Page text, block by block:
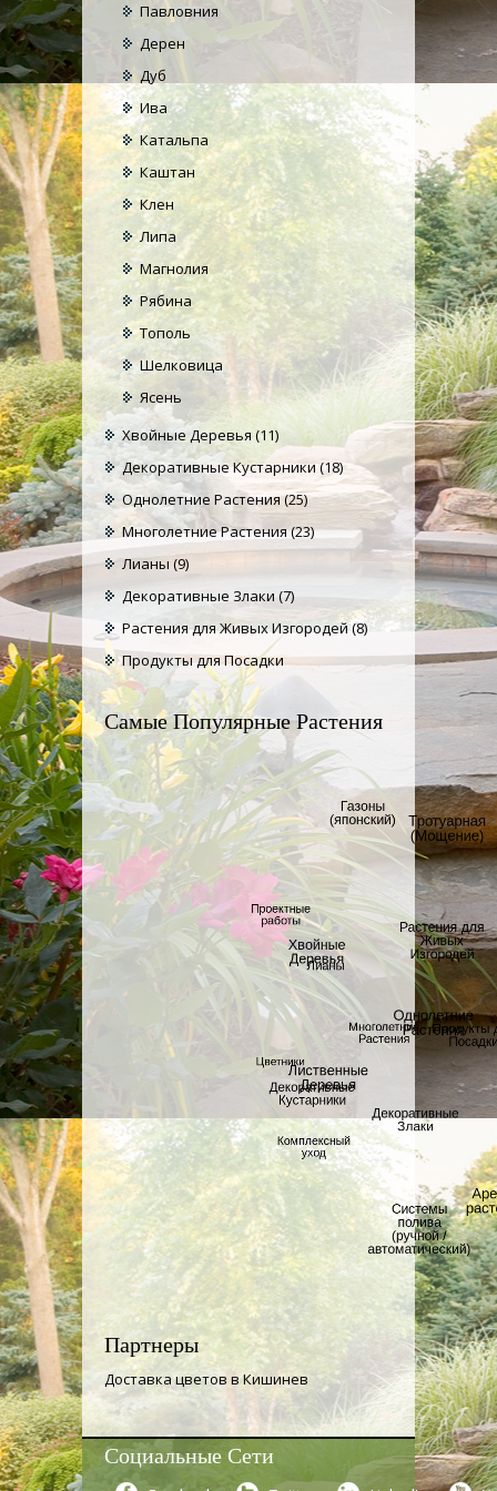
Павловния
Дерен
Дуб
Ива
Катальпа
Каштан
Клен
Липа
Магнолия
Рябина
Тополь
Шелковица
Ясень
Хвойные Деревья (11)
Декоративные Кустарники(18)
Однолетние Растения(25)
Многолетние Растения(23)
Лианы (9)
Декоративные Злаки (7)
Растения для Живых Изгородей(8)
Продукты для Посадки
Самые Популярные Растения
Партнеры
Доставка цветов в Кишинев
Социальные Сети